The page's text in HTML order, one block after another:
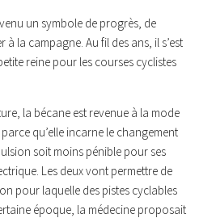
un symbole de progrès, de
la campagne. Au fil des ans, il s’est
reine pour les courses cyclistes
la bécane est revenue à la mode
qu’elle incarne le changement
soit moins pénible pour ses
Les deux vont permettre de
pour laquelle des pistes cyclables
époque, la médecine proposait